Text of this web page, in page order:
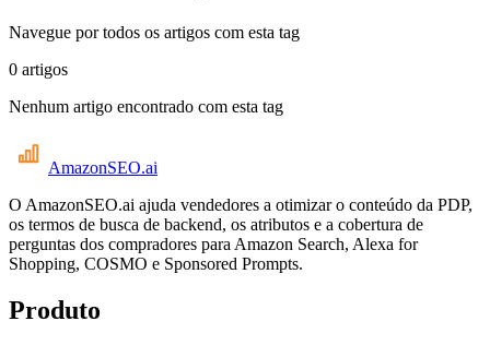
Navegue por todos os artigos com esta tag
0 artigos
Nenhum artigo encontrado com esta tag
AmazonSEO.ai
O AmazonSEO.ai ajuda vendedores a otimizar o conteúdo da PDP,
os termos de busca de backend, os atributos e a cobertura de
perguntas dos compradores para Amazon Search, Alexa for
Shopping, COSMO e Sponsored Prompts.
Produto